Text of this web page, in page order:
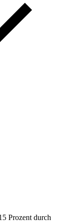
Prozent durch